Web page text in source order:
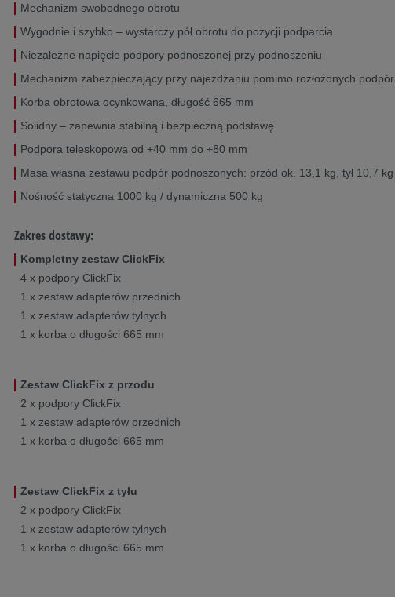
Mechanizm swobodnego obrotu
Wygodnie i szybko – wystarczy pół obrotu do pozycji podparcia
Niezależne napięcie podpory podnoszonej przy podnoszeniu
Mechanizm zabezpieczający przy najeżdżaniu pomimo rozłożonych podpór
Korba obrotowa ocynkowana, długość 665 mm
Solidny – zapewnia stabilną i bezpieczną podstawę
Podpora teleskopowa od +40 mm do +80 mm
Masa własna zestawu podpór podnoszonych: przód ok. 13,1 kg, tył 10,7 kg
Nośność statyczna 1000 kg / dynamiczna 500 kg
Zakres dostawy:
Kompletny zestaw ClickFix
4 x podpory ClickFix
1 x zestaw adapterów przednich
1 x zestaw adapterów tylnych
1 x korba o długości 665 mm
Zestaw ClickFix z przodu
2 x podpory ClickFix
1 x zestaw adapterów przednich
1 x korba o długości 665 mm
Zestaw ClickFix z tyłu
2 x podpory ClickFix
1 x zestaw adapterów tylnych
1 x korba o długości 665 mm